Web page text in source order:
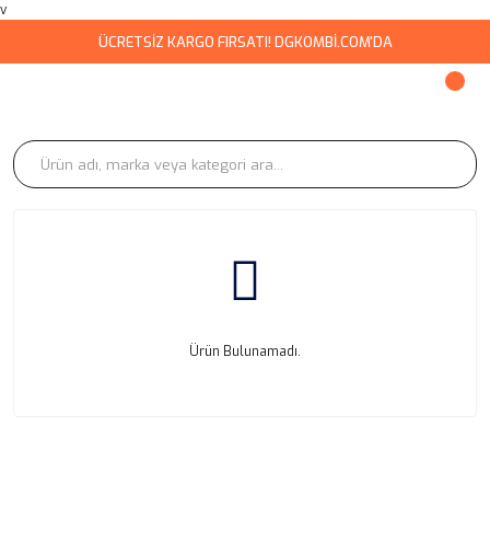
v
ÜCRETSİZ KARGO FIRSATI! DGKOMBİ.COM'DA
Ürün Bulunamadı.